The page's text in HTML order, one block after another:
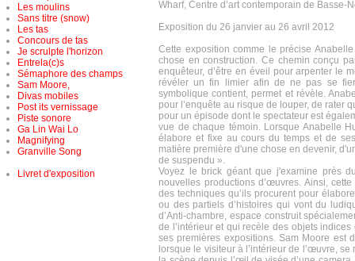
Les moulins
Sans titre (snow)
Les tas
Concours de tas
Je scrulpte l'horizon
Entrela(c)s
Sémaphore des champs
Sam Moore,
Divas mobiles
Post its vernissage
Piste sonore
Ga Lin Wai Lo
Magnifying
Granville Song
Livret d'exposition
Wharf, Centre d’art contemporain de Basse-
Exposition du 26 janvier au 26 avril 2012
Cette exposition comme le précise
chose en construction. Ce chemin conçu
enquêteur, d’être en éveil pour arpenter le
révéler un fin limier afin de ne pas se
symbolique contient, permet et révèle.
pour l’enquête au risque de louper, de rater
pour un épisode dont le spectateur est
vue de chaque témoin. Lorsque Anabelle
élabore et fixe au cours du temps et de
matière première d'une chose en devenir,
de suspendu ».
Voyez le brick géant que j'examine près
nouvelles productions d’œuvres. Ainsi,
des techniques qu’ils procurent pour
ou des partiels d’histoires qui vont du
d’Anti-chambre, espace construit
de l’intérieur et qui recèle des objets
ses premières expositions. Sam Moore est
lorsque le visiteur à l’intérieur de l’œuvre,